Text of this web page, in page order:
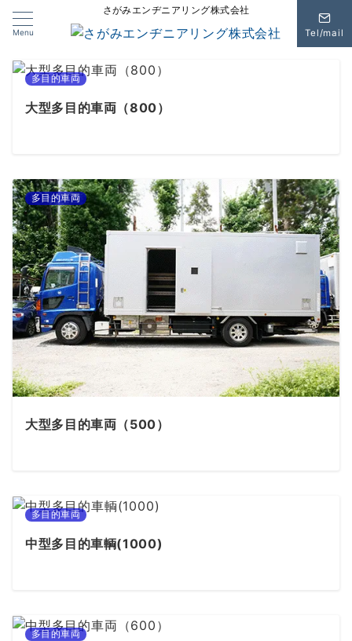
Menu
さがみエンヂニアリング株式会社
Tel/mail
多目的車両
大型多目的車両（800）
多目的車両
大型多目的車両（500）
多目的車両
中型多目的車輌(1000)
多目的車両